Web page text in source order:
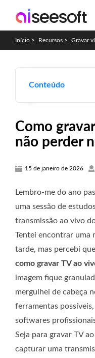
Início > Recursos > Gravar
Conteúdo
Como
não perder
15 de janeiro de 2026
Lembro-me do ano
uma sessão de
transmissão ao vivo
Tentei encontrar uma
tarde, mas percebi
como gravar TV ao
imagem fique
mergulhei de cabeça
ferramentas
softwares
Seja para gravar TV
capturar uma